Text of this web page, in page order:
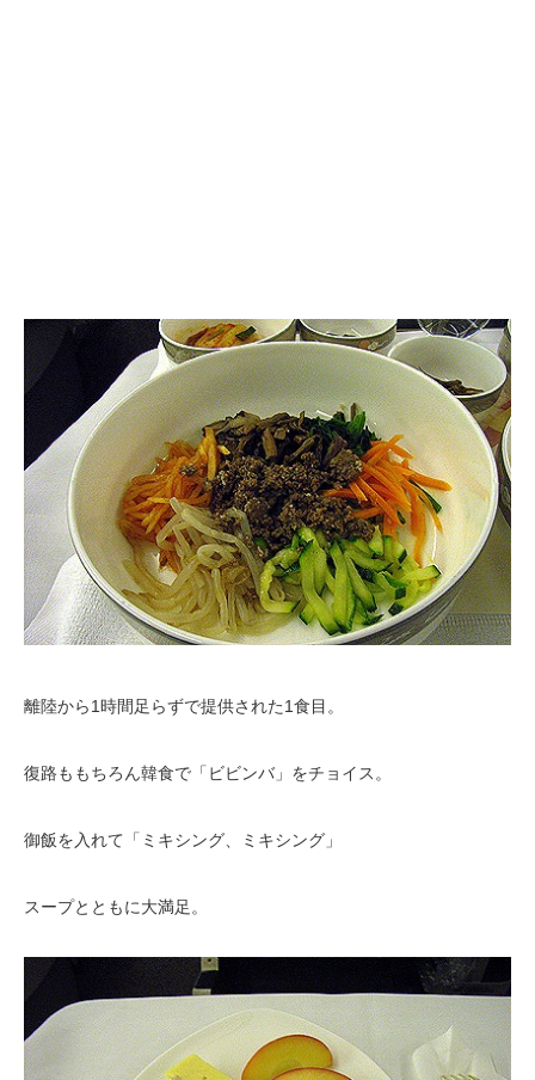
離陸から1時間足らずで提供された1食目。
復路ももちろん韓食で「ビビンバ」をチョイス。
御飯を入れて「ミキシング、ミキシング」
スープとともに大満足。